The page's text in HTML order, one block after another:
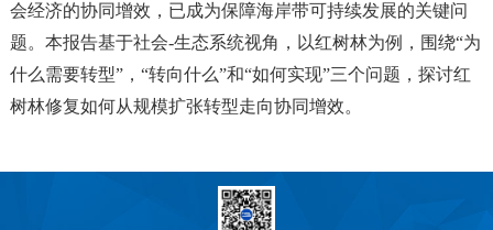
会经济的协同增效，已成为保障海岸带可持续发展的关键问
题。本报告基于社会-生态系统视角，以红树林为例，围绕“为
什么需要转型”，“转向什么”和“如何实现”三个问题，探讨红
树林修复如何从规模扩张转型走向协同增效。